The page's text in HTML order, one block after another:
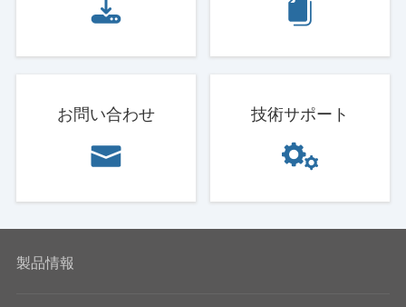
お問い合わせ 技術サポート
製品情報